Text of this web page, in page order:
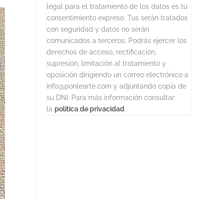
legal para el tratamiento de los datos es tu
consentimiento expreso. Tus serán tratados
con seguridad y datos no serán
comunicados a terceros. Podrás ejercer los
derechos de acceso, rectificación,
supresión, limitación al tratamiento y
oposición dirigiendo un correo electrónico a
info@ponlearte.com y adjuntando copia de
su DNI. Para más información consultar:
la política de privacidad